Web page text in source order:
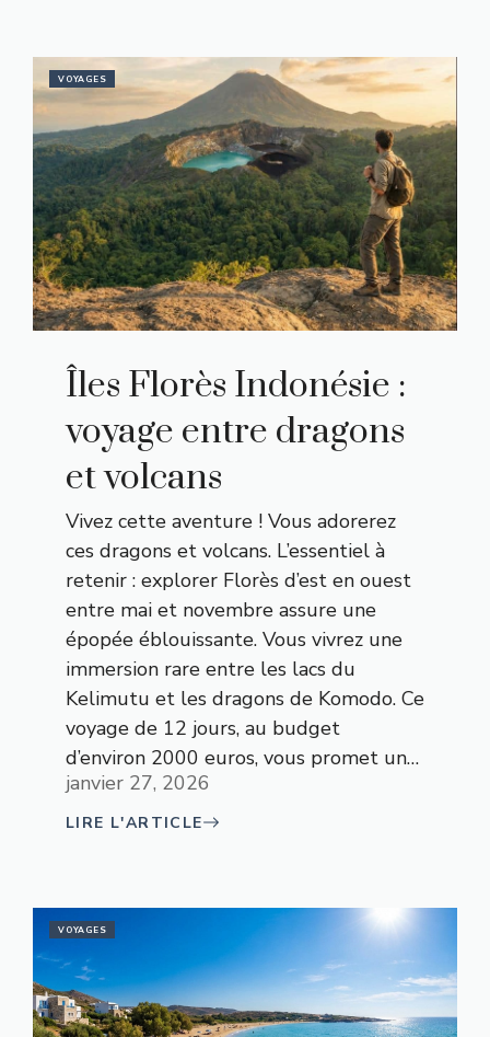
VOYAGES
Îles Florès Indonésie :
voyage entre dragons
et volcans
Vivez cette aventure ! Vous adorerez
ces dragons et volcans. L’essentiel à
retenir : explorer Florès d’est en ouest
entre mai et novembre assure une
épopée éblouissante. Vous vivrez une
immersion rare entre les lacs du
Kelimutu et les dragons de Komodo. Ce
voyage de 12 jours, au budget
d’environ 2000 euros, vous promet un…
janvier 27, 2026
LIRE L'ARTICLE
VOYAGES